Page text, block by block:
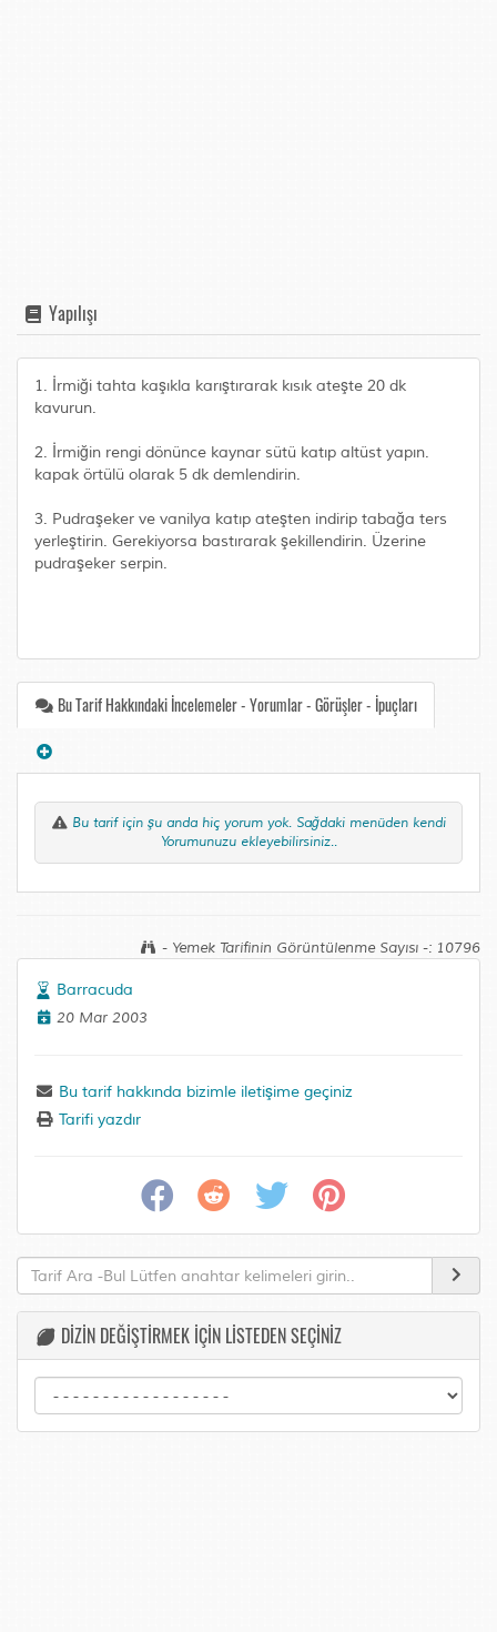
Yapılışı
1. İrmiği tahta kaşıkla karıştırarak kısık ateşte 20 dk
kavurun.
2. İrmiğin rengi dönünce kaynar sütü katıp altüst yapın.
kapak örtülü olarak 5 dk demlendirin.
3. Pudraşeker ve vanilya katıp ateşten indirip tabağa ters
yerleştirin. Gerekiyorsa bastırarak şekillendirin. Üzerine
pudraşeker serpin.
Bu Tarif Hakkındaki İncelemeler - Yorumlar - Görüşler - İpuçları
Bu tarif için şu anda hiç yorum yok. Sağdaki menüden kendi
Yorumunuzu ekleyebilirsiniz..
- Yemek Tarifinin Görüntülenme Sayısı -: 10796
Barracuda
20 Mar 2003
Bu tarif hakkında bizimle iletişime geçiniz
Tarifi yazdır
DİZİN DEĞİŞTİRMEK İÇİN LİSTEDEN SEÇİNİZ